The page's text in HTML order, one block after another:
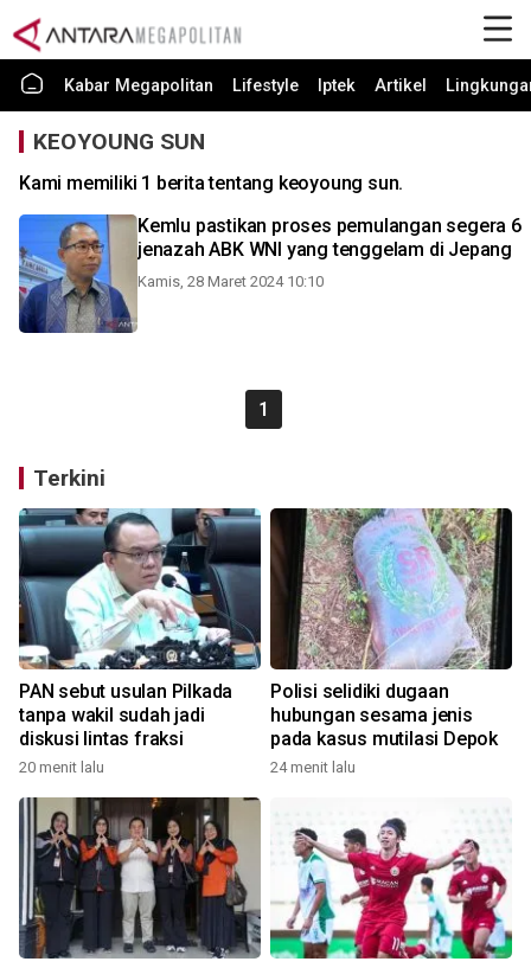
Kabar Megapolitan Lifestyle Iptek Artikel
KEOYOUNG SUN
Kami memiliki 1 berita tentang keoyoung sun.
Kemlu pastikan proses pemulangan segera 6
jenazah ABK WNI yang tenggelam di Jepang
Kamis, 28 Maret 2024 10:10
1
Terkini
PAN sebut usulan Pilkada
tanpa wakil sudah jadi
diskusi lintas fraksi
20 menit lalu
Polisi selidiki dugaan
hubungan sesama jenis
pada kasus mutilasi Depok
24 menit lalu